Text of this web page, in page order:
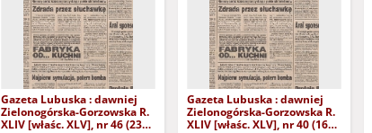
Gazeta Lubuska : dawniej
Zielonogórska-Gorzowska R.
XLIV [właśc. XLV], nr 46 (23
Gazeta Lubuska : dawniej
Zielonogórska-Gorzowska R.
XLIV [właśc. XLV], nr 40 (16